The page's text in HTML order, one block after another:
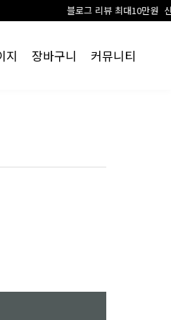
10만원 신세계 상품권 지급
지 장바구니 커뮤니티